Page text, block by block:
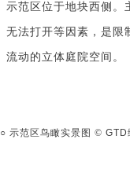
示范区位于地块西侧。
无法打开等因素，是
流动的立体庭院空间。
○ 示范区鸟瞰实景图 © GTD